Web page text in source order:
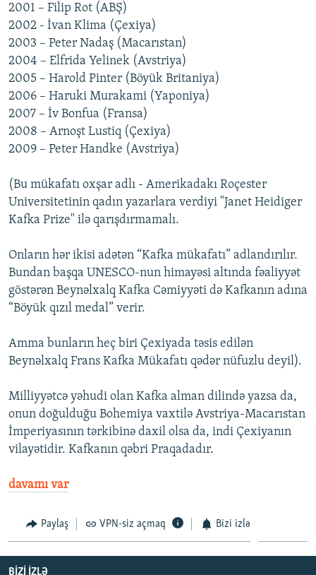
2001 – Filip Rot (ABŞ)
2002 - İvan Klima (Çexiya)
2003 – Peter Nadaş (Macarıstan)
2004 – Elfrida Yelinek (Avstriya)
2005 – Harold Pinter (Böyük Britaniya)
2006 – Haruki Murakami (Yaponiya)
2007 – İv Bonfua (Fransa)
2008 – Arnoşt Lustiq (Çexiya)
2009 – Peter Handke (Avstriya)
(Bu mükafatı oxşar adlı - Amerikadakı Roçester
Universitetinin qadın yazarlara verdiyi "Janet Heidiger
Kafka Prize" ilə qarışdırmamalı.
Onların hər ikisi adətən “Kafka mükafatı” adlandırılır.
Bundan başqa UNESCO-nun himayəsi altında fəaliyyət
göstərən Beynəlxalq Kafka Cəmiyyəti də Kafkanın adına
“Böyük qızıl medal” verir.
Amma bunların heç biri Çexiyada təsis edilən
Beynəlxalq Frans Kafka Mükafatı qədər nüfuzlu deyil).
Milliyyətcə yəhudi olan Kafka alman dilində yazsa da,
onun doğulduğu Bohemiya vaxtilə Avstriya-Macarıstan
İmperiyasının tərkibinə daxil olsa da, indi Çexiyanın
vilayətidir. Kafkanın qəbri Praqadadır.
davamı var
Paylaş VPN-siz açmaq Bizi izlə
BIZI IZLƏ